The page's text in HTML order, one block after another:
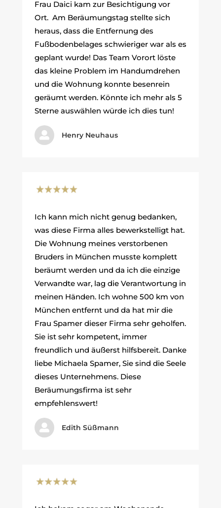
Frau Daici kam zur Besichtigung vor
Ort. Am Beräumungstag stellte sich
heraus, dass die Entfernung des
Fußbodenbelages schwieriger war als es
geplant wurde! Das Team Vorort löste
das kleine Problem im Handumdrehen
und die Wohnung konnte besenrein
geräumt werden. Könnte ich mehr als 5
Sterne auswählen würde ich dies tun!
 Henry Neuhaus
Ich kann mich nicht genug bedanken,
was diese Firma alles bewerkstelligt hat.
Die Wohnung meines verstorbenen
Bruders in München musste komplett
beräumt werden und da ich die einzige
Verwandte war, lag die Verantwortung in
meinen Händen. Ich wohne 500 km von
München entfernt und da hat mir die
Frau Spamer dieser Firma sehr geholfen.
Sie ist sehr kompetent, immer
freundlich und äußerst hilfsbereit. Danke
liebe Michaela Spamer, Sie sind die Seele
dieses Unternehmens. Diese
Beräumungsfirma ist sehr
empfehlenswert!
 Edith Süßmann